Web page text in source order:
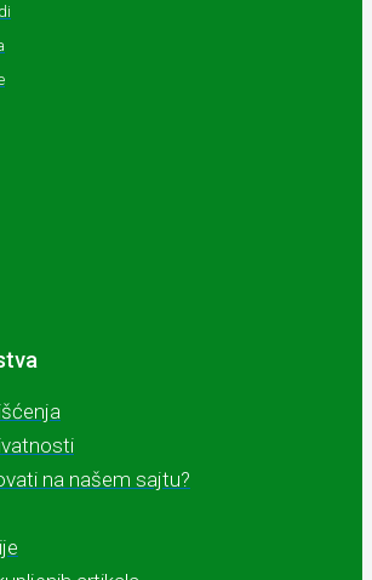
na našem sajtu?